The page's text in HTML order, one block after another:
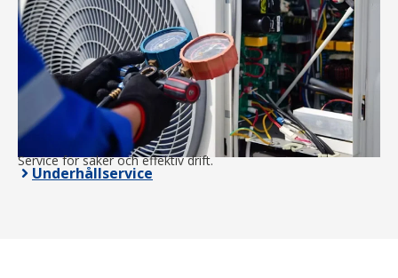
Service för säker och effektiv drift.
Underhållservice